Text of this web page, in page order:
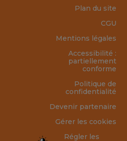
Plan du site
CGU
Mentions légales
Accessibilité :
partiellement
conforme
Politique de
confidentialité
Devenir partenaire
Gérer les cookies
Régler les